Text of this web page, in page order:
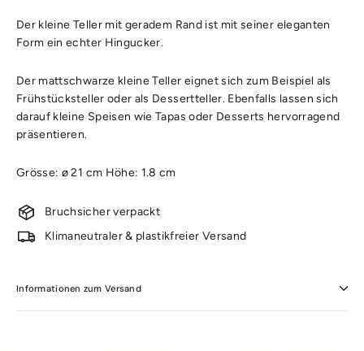
Der kleine Teller mit geradem Rand ist mit seiner eleganten
Form ein echter Hingucker.
Der mattschwarze kleine Teller eignet sich zum Beispiel als
Frühstücksteller oder als Dessertteller. Ebenfalls lassen sich
darauf kleine Speisen wie Tapas oder Desserts hervorragend
präsentieren.
Grösse: ø 21 cm Höhe: 1.8 cm
Bruchsicher verpackt
Klimaneutraler & plastikfreier Versand
Informationen zum Versand